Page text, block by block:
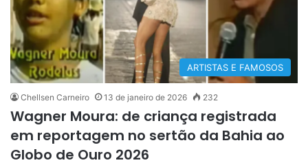
ARTISTAS E FAMOSOS
Chellsen Carneiro 13 de janeiro de 2026 232
Wagner Moura: de criança registrada
em reportagem no sertão da Bahia ao
Globo de Ouro 2026